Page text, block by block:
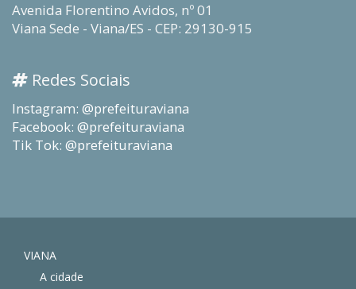
Avenida Florentino Avidos, nº 01
Viana Sede - Viana/ES - CEP: 29130-915
Redes Sociais
Instagram: @prefeituraviana
Facebook: @prefeituraviana
Tik Tok: @prefeituraviana
VIANA
A cidade